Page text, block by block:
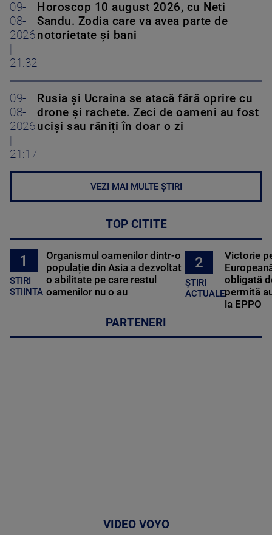
09-
08-
2026
21:32
Horoscop 10 august 2026, cu Neti
Sandu. Zodia care va avea parte de
notorietate și bani
09-
08-
2026
21:17
Rusia și Ucraina se atacă fără oprire cu
drone și rachete. Zeci de oameni au fost
uciși sau răniți în doar o zi
VEZI MAI MULTE ȘTIRI
TOP CITITE
1
STIRI
STIINTA
Organismul oamenilor dintr-o
populație din Asia a dezvoltat
o abilitate pe care restul
oamenilor nu o au
2
ȘTIRI
ACTUALE
Victorie
obligată
permită
la EPPO
PARTENERI
VIDEO VOYO